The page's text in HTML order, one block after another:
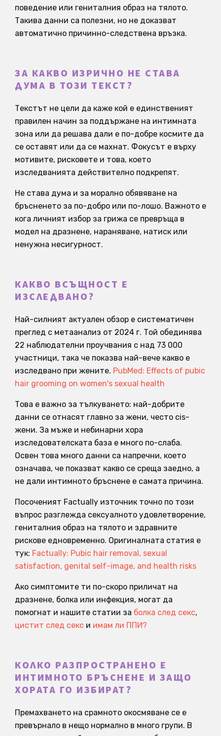
поведение или гениталния образ на тялото.
Такива данни са полезни, но не доказват
автоматично причинно-следствена връзка.
ЗА КАКВО ИЗРИЧНО НЕ СТАВА
ДУМА В ТОЗИ ТЕКСТ?
Текстът не цели да каже кой е единственият
правилен начин за поддържане на интимната
зона или да решава дали е по-добре космите да
се оставят или да се махнат. Фокусът е върху
мотивите, рисковете и това, което
изследванията действително подкрепят.
Не става дума и за морално обявяване на
бръсненето за по-добро или по-лошо. Важното е
кога личният избор за грижа се превръща в
модел на дразнене, нараняване, натиск или
ненужна несигурност.
КАКВО ВСЪЩНОСТ Е
ИЗСЛЕДВАНО?
Най-силният актуален обзор е систематичен
преглед с метаанализ от 2024 г. Той обединява
22 наблюдателни проучвания с над 73 000
участници, така че показва най-вече какво е
изследвано при жените. PubMed: Effects of pubic
hair grooming on women's sexual health
Това е важно за тълкуването: най-добрите
данни се отнасят главно за жени, често cis-
жени. За мъже и небинарни хора
изследователската база е много по-слаба.
Освен това много данни са напречни, което
означава, че показват какво се среща заедно, а
не дали интимното бръснене е самата причина.
Посоченият Factually източник точно по този
въпрос разглежда сексуалното удовлетворение,
гениталния образ на тялото и здравните
рискове едновременно. Оригиналната статия е
тук: Factually: Pubic hair removal, sexual
satisfaction, genital self-image, and health risks
Ако симптомите ти по-скоро приличат на
дразнене, болка или инфекция, могат да
помогнат и нашите статии за болка след секс,
цистит след секс и имам ли ППИ?
КОЛКО РАЗПРОСТРАНЕНО Е
ИНТИМНОТО БРЪСНЕНЕ И ЗАЩО
ХОРАТА ГО ИЗБИРАТ?
Премахването на срамното окосмяване се е
превърнало в нещо нормално в много групи. В